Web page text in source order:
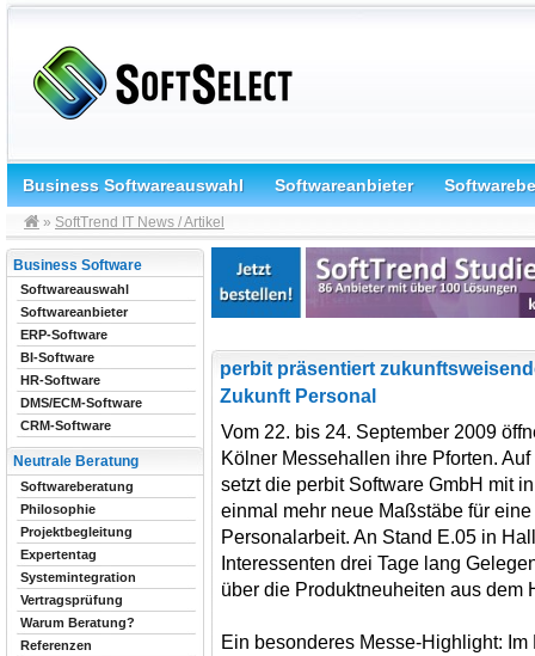
Business Softwareauswahl Softwareanbieter
» SoftTrend IT News / Artikel
perbit präsentiert
Zukunft Personal
Vom 22. bis 24. September 2009
Kölner Messehallen ihre Pforten.
setzt die perbit Software GmbH mit
einmal mehr neue Maßstäbe für
Personalarbeit. An Stand E.05 in
Interessenten drei Tage lang
über die Produktneuheiten aus dem
Ein besonderes Messe-Highlight:
Business Software
Softwareauswahl
Softwareanbieter
ERP-Software
BI-Software
HR-Software
DMS/ECM-Software
CRM-Software
Neutrale Beratung
Softwareberatung
Philosophie
Projektbegleitung
Expertentag
Systemintegration
Vertragsprüfung
Warum Beratung?
Referenzen